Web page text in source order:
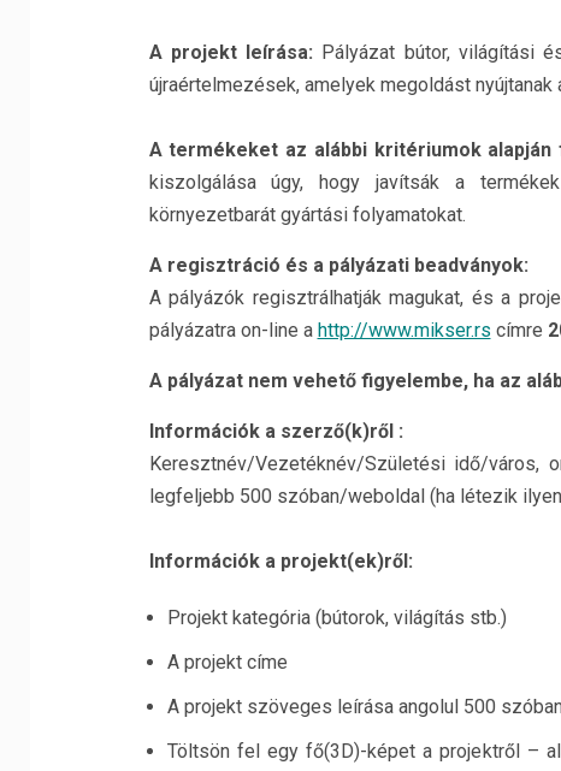
A projekt leírása: Pályázat bútor, világítási
újraértelmezések, amelyek megoldást nyújtanak
A termékeket az alábbi kritériumok
kiszolgálása úgy, hogy javítsák a
környezetbarát gyártási folyamatokat.
A regisztráció és a pályázati beadványok:
A pályázók regisztrálhatják magukat, és a
pályázatra on-line a http://www.mikser.rs címre
A pályázat nem vehető figyelembe, ha az
Információk a szerző(k)ről :
Keresztnév/Vezetéknév/Születési idő/város,
legfeljebb 500 szóban/weboldal (ha létezik
Információk a projekt(ek)ről:
Projekt kategória (bútorok, világítás stb.)
A projekt címe
A projekt szöveges leírása angolul 500 szóban
Töltsön fel egy fő(3D)-képet a projektről –